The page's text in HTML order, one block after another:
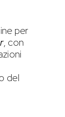
per
, con
del